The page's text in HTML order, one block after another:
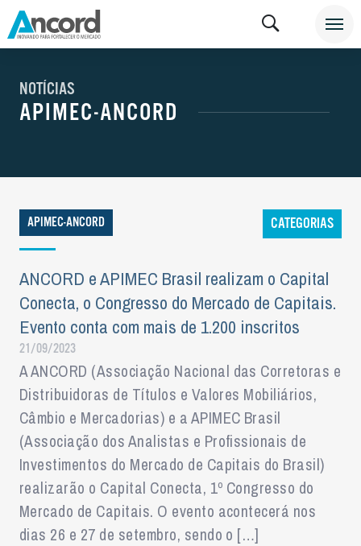
NOTÍCIAS
APIMEC-ANCORD
CATEGORIAS
APIMEC-ANCORD
ANCORD e APIMEC Brasil realizam o Capital
Conecta, o Congresso do Mercado de Capitais.
Evento conta com mais de 1.200 inscritos
21/09/2023
A ANCORD (Associação Nacional das Corretoras e
Distribuidoras de Títulos e Valores Mobiliários,
Câmbio e Mercadorias) e a APIMEC Brasil
(Associação dos Analistas e Profissionais de
Investimentos do Mercado de Capitais do Brasil)
realizarão o Capital Conecta, 1º Congresso do
Mercado de Capitais. O evento acontecerá nos
dias 26 e 27 de setembro, sendo o […]